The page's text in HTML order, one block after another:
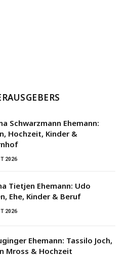
Schwarzmann Ehemann:
Hochzeit, Kinder &
2026
Tietjen Ehemann: Udo
Ehe, Kinder & Beruf
2026
Ehemann: Tassilo Joch,
Mross & Hochzeit